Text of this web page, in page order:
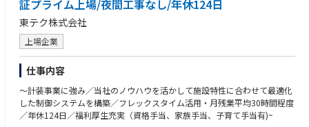
入し、アズビルの中央監視システムsavic-nettFX2が全館の設備運用データ
を集約し、運転・監視を行っています。
■働き方
◎フレックス制・月平均残業時間30時間程度・年間休日124日(土日祝休)
◎出張有：計装事業は常駐で現場に入ることが多く長期出張も発生しま
す。
民間案件と官公庁案件の割合は半々で、携わる建物はオフィスビルや工
場、商業施設など様々です。
証プライム上場/夜間工事なし/年休124日
東テク株式会社
上場企業
仕事内容
～計装事業に強み／当社のノウハウを活かして施設特性に合わせて最適化
した制御システムを構築／フレックスタイム活用・月残業平均30時間程度
／年休124日／福利厚生充実（資格手当、家族手当、子育て手当有)~